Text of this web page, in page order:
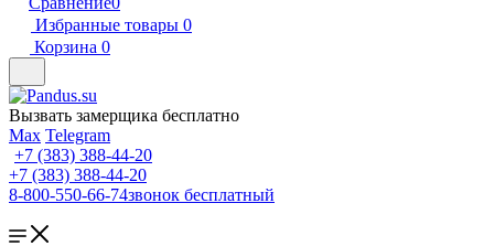
Избранные товары 0
Корзина 0
Вызвать замерщика бесплатно
Max Telegram
+7 (383) 388-44-20
+7 (383) 388-44-20
8-800-550-66-74звонок бесплатный